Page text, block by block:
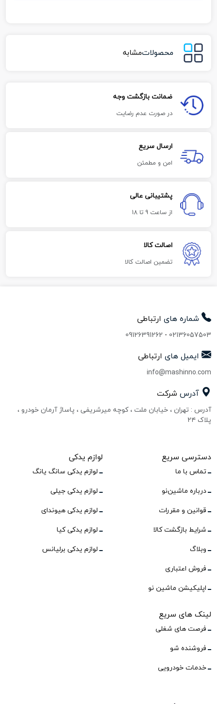
محصولاتمشابه
ضمانت بازگشت وجه
در صورت عدم رضایت
ارسال سریع
امن و مطمئن
پشتیبانی عالی
از ساعت 9 تا 18
اصالت کالا
تضمین اصالت کالا
شماره های ارتباطی
02136057503
-
09126391262
ایمیل های ارتباطی
info@mashinno.com
آدرس شرکت
آدرس : تهران ، خیابان ملت ، کوچه میرشریفی ، پاساژ آرمان خودرو ،
پلاک ۲۴
دسترسی سریع
تماس با ما
درباره ماشین‌نو
قوانین و مقررات
شرایط بازگشت کالا
وبلاگ
فروش اعتباری
اپلیکیشن ماشین نو
لوازم یدکی
لوازم یدکی سانگ یانگ
لوازم یدکی جیلی
لوازم یدکی هیوندای
لوازم یدکی کیا
لوازم یدکی برلیانس
لینک های سریع
فرصت های شغلی
فروشنده شو
خدمات خودرویی